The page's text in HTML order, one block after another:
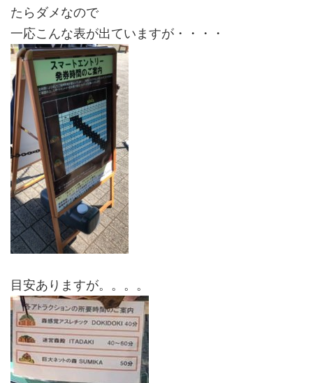
たらダメなので
一応こんな表が出ていますが・・・・
目安ありますが。。。。